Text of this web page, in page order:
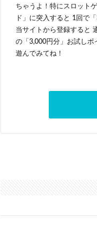
ちゃうよ！特にスロット
ド」に突入すると 1回で
当サイトから登録すると
の「3,000円分」お試しポ
遊んでみてね！